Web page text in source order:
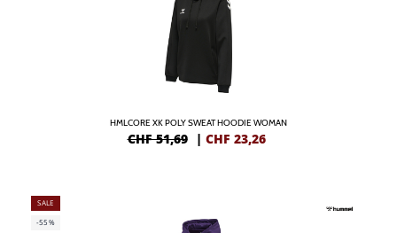
HMLCORE XK POLY SWEAT HOODIE WOMAN
CHF 51,69 | CHF 23,26
SALE
-55%